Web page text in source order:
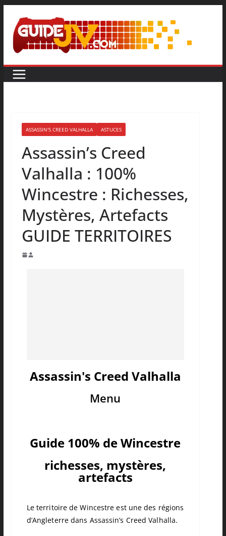
ASSASSIN'S CREED VALHALLA ASTUCES
Assassin’s Creed
Valhalla : 100%
Wincestre : Richesses,
Mystères, Artefacts
GUIDE TERRITOIRES
Assassin's Creed Valhalla
Menu
Guide 100% de Wincestre
richesses, mystères,
artefacts
Le territoire de Wincestre est une des régions
d’Angleterre dans Assassin’s Creed Valhalla.